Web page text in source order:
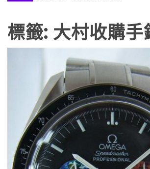
標籤: 大村收購手